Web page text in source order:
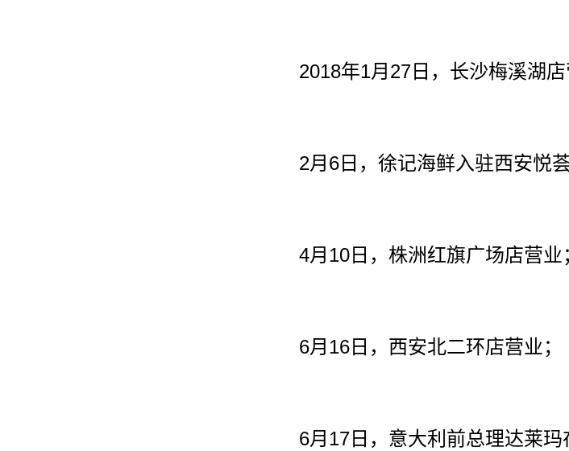
2018年1月 27 日，长沙梅溪湖店
2月 6 日，徐记海鲜入驻西安悦荟
4月 10 日，株洲红旗广场店营业
6月 16 日，西安北二环店营业；
6月 17 日，意大利前总理达莱